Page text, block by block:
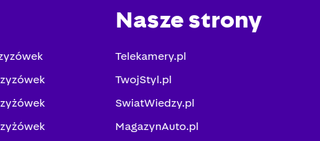
Nasze strony
Telekamery.pl
TwojStyl.pl
SwiatWiedzy.pl
MagazynAuto.pl